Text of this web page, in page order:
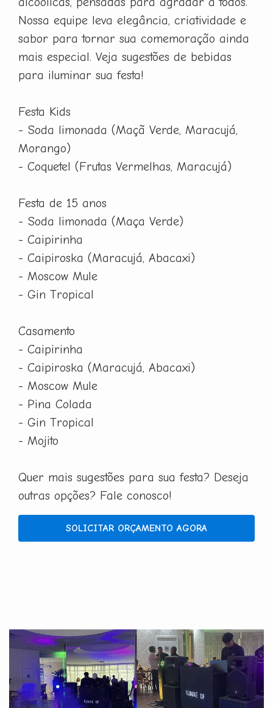
Nossa equipe leva elegância, criatividade e
sabor para tornar sua comemoração ainda
mais especial. Veja sugestões de bebidas
para iluminar sua festa!
Festa Kids
- Soda limonada (Maçã Verde, Maracujá,
Morango)
- Coquetel (Frutas Vermelhas, Maracujá)
Festa de 15 anos
- Soda limonada (Maça Verde)
- Caipirinha
- Caipiroska (Maracujá, Abacaxi)
- Moscow Mule
- Gin Tropical
Casamento
- Caipirinha
- Caipiroska (Maracujá, Abacaxi)
- Moscow Mule
- Pina Colada
- Gin Tropical
- Mojito
Quer mais sugestões para sua festa? Deseja
outras opções? Fale conosco!
SOLICITAR ORÇAMENTO AGORA